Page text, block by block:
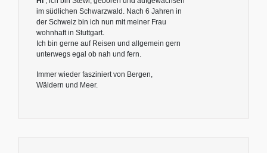
im südlichen Schwarzwald. Nach 6 Jahren in
der Schweiz bin ich nun mit meiner Frau
wohnhaft in Stuttgart.
Ich bin gerne auf Reisen und allgemein gern
unterwegs egal ob nah und fern.
Immer wieder fasziniert von Bergen,
Wäldern und Meer.